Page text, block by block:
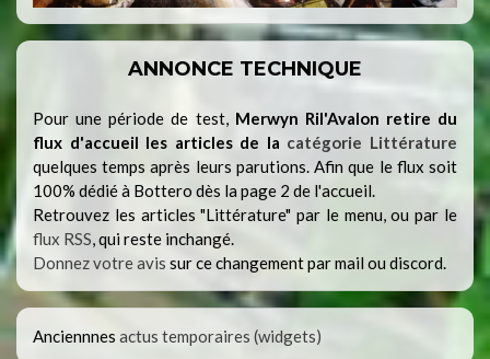
ANNONCE TECHNIQUE
Pour une période de test,Merwyn Ril'Avalon retire du
flux d'accueil les articles de la catégorie Littérature
quelques temps après leurs parutions. Afin que le flux soit
100% dédié à Bottero dès la page 2 de l'accueil.
Retrouvez les articles "Littérature" par le menu, ou par le
flux RSS, qui reste inchangé.
Donnez votre avis sur ce changement par mail ou discord.
Anciennnes actus temporaires (widgets)